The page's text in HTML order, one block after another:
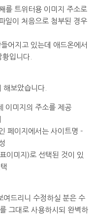
를 트위터용 이미지 주소로
일이 처음으로 첨부된 경우
어지고 있는데 애드온에서
입니다.
보았습니다.
이미지의 주소를 제공
페이지에서는 사이트명 -
이미지)로 선택된 것이 있
여드리니 수정하실 분은 수
그대로 사용하시되 완벽하